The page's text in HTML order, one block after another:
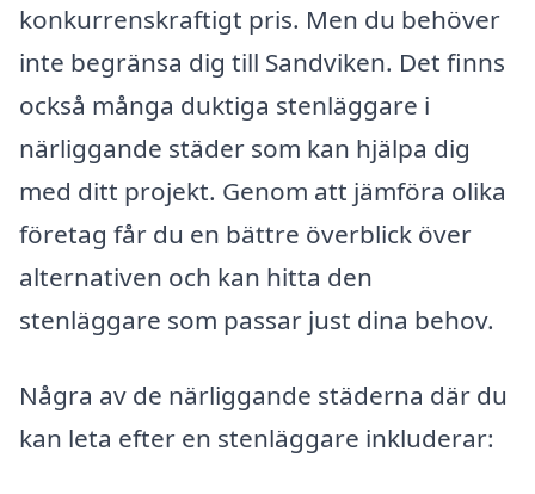
konkurrenskraftigt pris. Men du behöver
inte begränsa dig till Sandviken. Det finns
också många duktiga stenläggare i
närliggande städer som kan hjälpa dig
med ditt projekt. Genom att jämföra olika
företag får du en bättre överblick över
alternativen och kan hitta den
stenläggare som passar just dina behov.
Några av de närliggande städerna där du
kan leta efter en stenläggare inkluderar: